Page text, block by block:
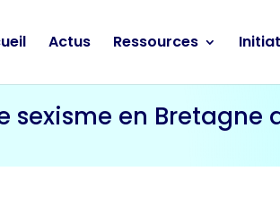
Actus Ressources
sexisme en Bretagne